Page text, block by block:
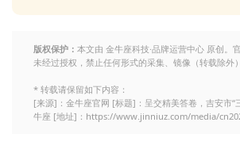
版权保护： 本文由 金牛座科技·品牌运营中心 原创。
未经过授权，禁止任何形式的采集、镜像（转载除外
* 转载请保留如下内容：
[来源]：金牛座官网 [标题]：呈交精美答卷，吉安市“
牛座 [地址]：https://www.jinniuz.com/media/